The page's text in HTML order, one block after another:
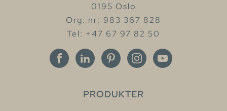
0195 Oslo
Org. nr: 983 367 828
Tel: +47 67 97 82 50
PRODUKTER